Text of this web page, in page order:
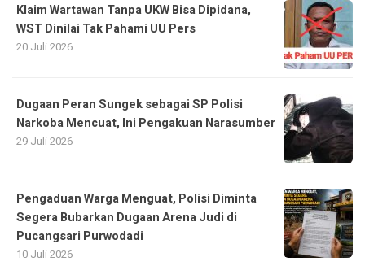
Klaim Wartawan Tanpa UKW Bisa Dipidana,
WST Dinilai Tak Pahami UU Pers
20 Juli 2026
Dugaan Peran Sungek sebagai SP Polisi
Narkoba Mencuat, Ini Pengakuan Narasumber
29 Juli 2026
Pengaduan Warga Menguat, Polisi Diminta
Segera Bubarkan Dugaan Arena Judi di
Pucangsari Purwodadi
10 Juli 2026